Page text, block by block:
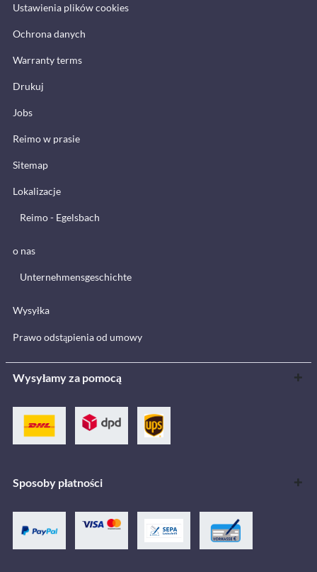
Ustawienia plików cookies
Ochrona danych
Warranty terms
Drukuj
Jobs
Reimo w prasie
Sitemap
Lokalizacje
Reimo - Egelsbach
o nas
Unternehmensgeschichte
Wysyłka
Prawo odstąpienia od umowy
Wysyłamy za pomocą
Sposoby płatności